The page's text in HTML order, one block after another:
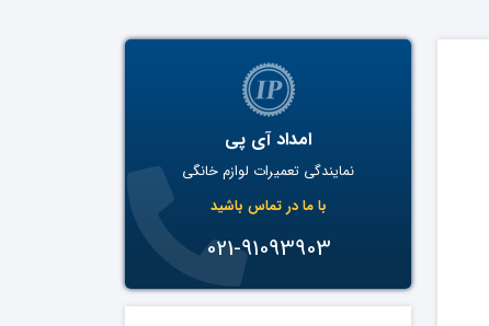
امداد آی پی
نمایندگی تعمیرات لوازم خانگی
با ما در تماس باشید
021-91093903